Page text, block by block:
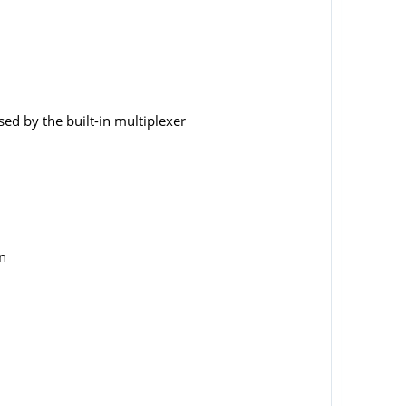
by the built-in multiplexer